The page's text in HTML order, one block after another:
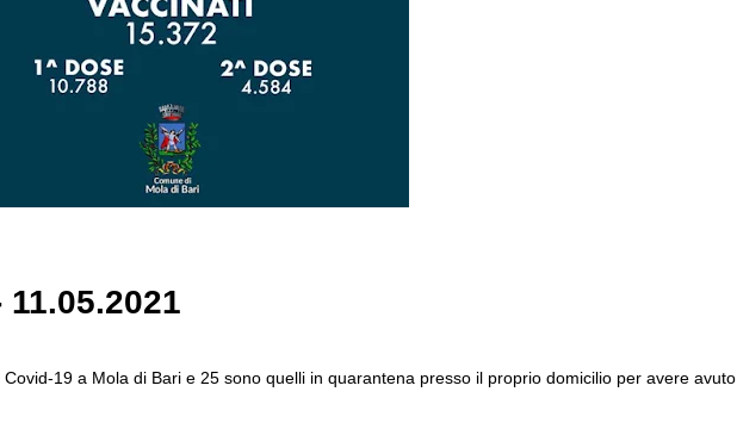
19 a Mola di Bari e 25 sono quelli in quarantena presso il proprio domicilio per avere avuto